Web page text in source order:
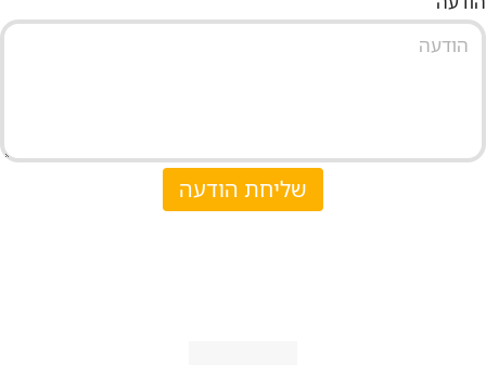
שליחת הודעה